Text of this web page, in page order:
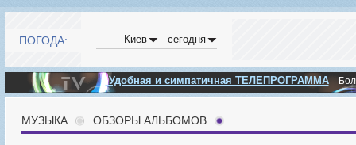
ПОГОДА: Киев сегодня
Удобная и симпатичная ТЕЛЕПРОГРАММА
МУЗЫКА ОБЗОРЫ АЛЬБОМОВ